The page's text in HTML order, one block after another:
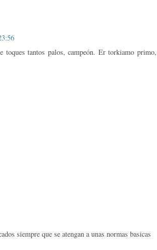
toques tantos palos, campeón. Er torkiamo primo,
siempre que se atengan a unas normas basicas